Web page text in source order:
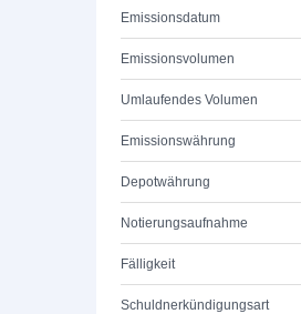
Emissionsdatum
Emissionsvolumen
Umlaufendes Volumen
Emissionswährung
Depotwährung
Notierungsaufnahme
Fälligkeit
Schuldnerkündigungsart